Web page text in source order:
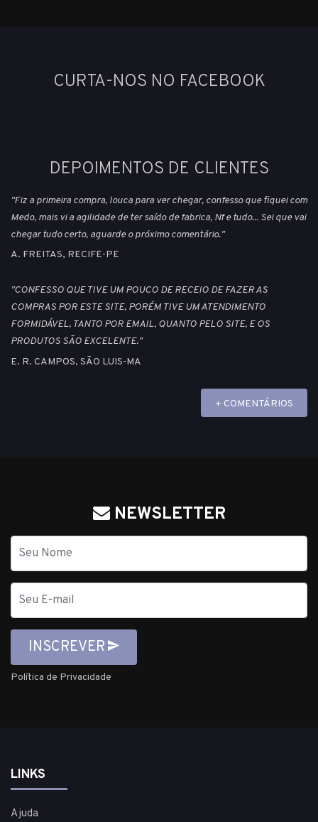
CURTA-NOS NO FACEBOOK
DEPOIMENTOS DE CLIENTES
"Fiz a primeira compra, louca para ver chegar, confesso que fiquei com
Medo, mais vi a agilidade de ter saído de fabrica, Nf e tudo... Sei que vai
chegar tudo certo, aguarde o próximo comentário."
A. FREITAS, RECIFE-PE
"CONFESSO QUE TIVE UM POUCO DE RECEIO DE FAZER AS
COMPRAS POR ESTE SITE, PORÉM TIVE UM ATENDIMENTO
FORMIDÁVEL, TANTO POR EMAIL, QUANTO PELO SITE, E OS
PRODUTOS SÃO EXCELENTE."
E. R. CAMPOS, SÃO LUIS-MA
+ COMENTÁRIOS
NEWSLETTER
mail
INSCREVER
Política de Privacidade
LINKS
Ajuda